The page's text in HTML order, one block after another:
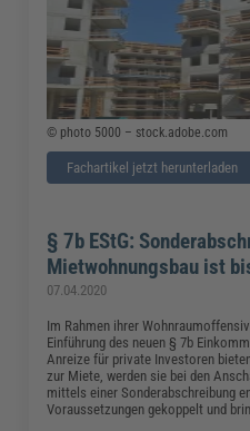
© photo 5000 – stock.adobe.com
Fachartikel jetzt herunterladen
§ 7b EStG:
Mietwohnungsbau ist
07.04.2020
Im Rahmen ihrer
Einführung des neuen § 7b
Anreize für private Investoren
zur Miete, werden sie bei den
mittels einer Sonderabschreibung
Voraussetzungen gekoppelt und